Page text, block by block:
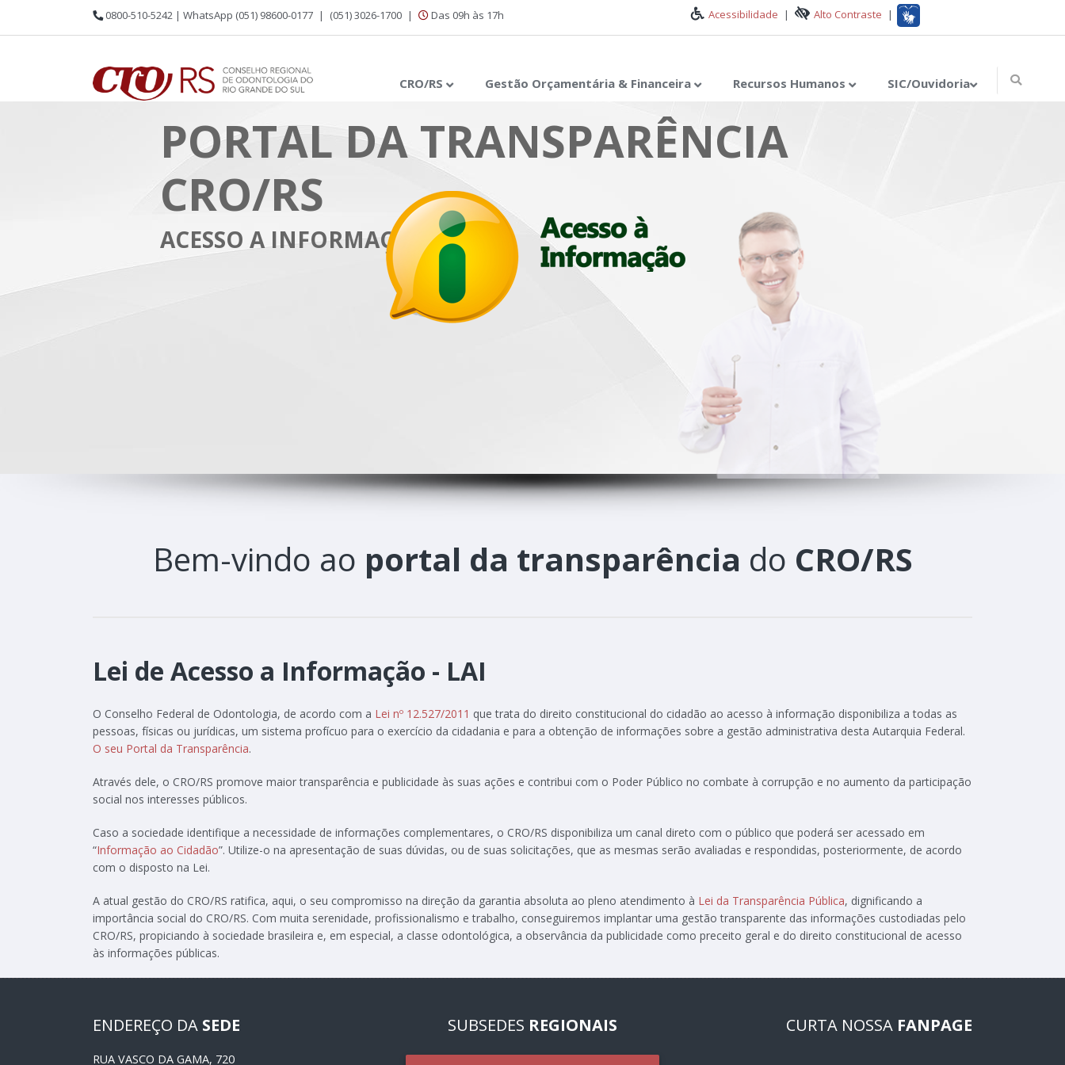
0800-510-5242 | WhatsApp (051) 98600-0177 | (051) 3026-1700 | Das 09h às 17h Acessibilidade | Alto Contraste |
CRO/RS Gestão Orçamentária & Financeira Recursos Humanos SIC/Ouvidoria
PORTAL DA TRANSPARÊNCIA
CRO/RS
ACESSO A INFORMAÇÃO
Bem-vindo ao portal da transparência do CRO/RS
Lei de Acesso a Informação - LAI
O Conselho Federal de Odontologia, de acordo com a Lei nº 12.527/2011 que trata do direito constitucional do cidadão ao acesso à informação disponibiliza a todas as
pessoas, físicas ou jurídicas, um sistema profícuo para o exercício da cidadania e para a obtenção de informações sobre a gestão administrativa desta Autarquia Federal.
O seu Portal da Transparência.
Através dele, o CRO/RS promove maior transparência e publicidade às suas ações e contribui com o Poder Público no combate à corrupção e no aumento da participação
social nos interesses públicos.
Caso a sociedade identifique a necessidade de informações complementares, o CRO/RS disponibiliza um canal direto com o público que poderá ser acessado em
“Informação ao Cidadão”. Utilize-o na apresentação de suas dúvidas, ou de suas solicitações, que as mesmas serão avaliadas e respondidas, posteriormente, de acordo
com o disposto na Lei.
A atual gestão do CRO/RS ratifica, aqui, o seu compromisso na direção da garantia absoluta ao pleno atendimento à Lei da Transparência Pública, dignificando a
importância social do CRO/RS. Com muita serenidade, profissionalismo e trabalho, conseguiremos implantar uma gestão transparente das informações custodiadas pelo
CRO/RS, propiciando à sociedade brasileira e, em especial, a classe odontológica, a observância da publicidade como preceito geral e do direito constitucional de acesso
às informações públicas.
ENDEREÇO DA SEDE
RUA VASCO DA GAMA, 720
SUBSEDES REGIONAIS CURTA NOSSA FANPAGE